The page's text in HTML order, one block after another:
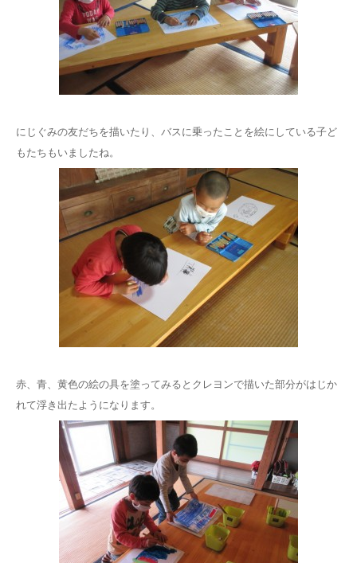
にじぐみの友だちを描いたり、バスに乗ったことを絵にしている子ど
もたちもいましたね。
赤、青、黄色の絵の具を塗ってみるとクレヨンで描いた部分がはじか
れて浮き出たようになります。